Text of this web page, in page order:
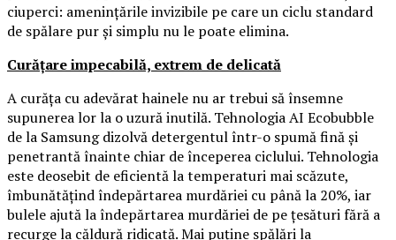
ciuperci: amenințările invizibile pe care un ciclu standard
de spălare pur și simplu nu le poate elimina.
Curățare impecabilă, extrem de delicată
A curăța cu adevărat hainele nu ar trebui să însemne
supunerea lor la o uzură inutilă. Tehnologia AI Ecobubble
de la Samsung dizolvă detergentul într-o spumă fină și
penetrantă înainte chiar de începerea ciclului. Tehnologia
este deosebit de eficientă la temperaturi mai scăzute,
îmbunătățind îndepărtarea murdăriei cu până la 20%, iar
bulele ajută la îndepărtarea murdăriei de pe țesături fără a
recurge la căldură ridicată. Mai puține spălări la